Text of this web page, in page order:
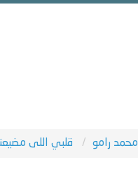
محمد رامو قلبي اللى